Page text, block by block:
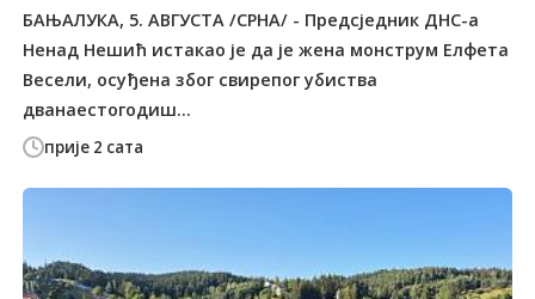
прије 2 сата
БАЊАЛУКА, 5. АВГУСТА /СРНА/ - Предсједник ДНС-а
Ненад Нешић истакао је да је жена монструм Елфета
Весели, осуђена због свирепог убиства
дванаестогодиш...